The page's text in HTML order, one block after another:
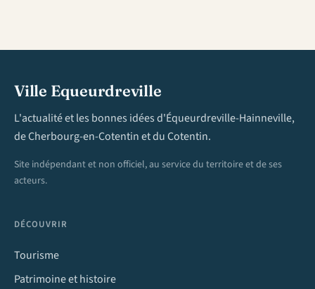
Ville Equeurdreville
L'actualité et les bonnes idées d'Équeurdreville-Hainneville,
de Cherbourg-en-Cotentin et du Cotentin.
Site indépendant et non officiel, au service du territoire et de ses
acteurs.
DÉCOUVRIR
Tourisme
Patrimoine et histoire